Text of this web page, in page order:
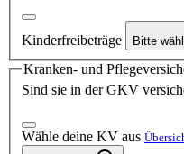
Kinderfreibeträge Bitte
Kranken- und
Sind sie in der GKV
Wähle deine KV aus